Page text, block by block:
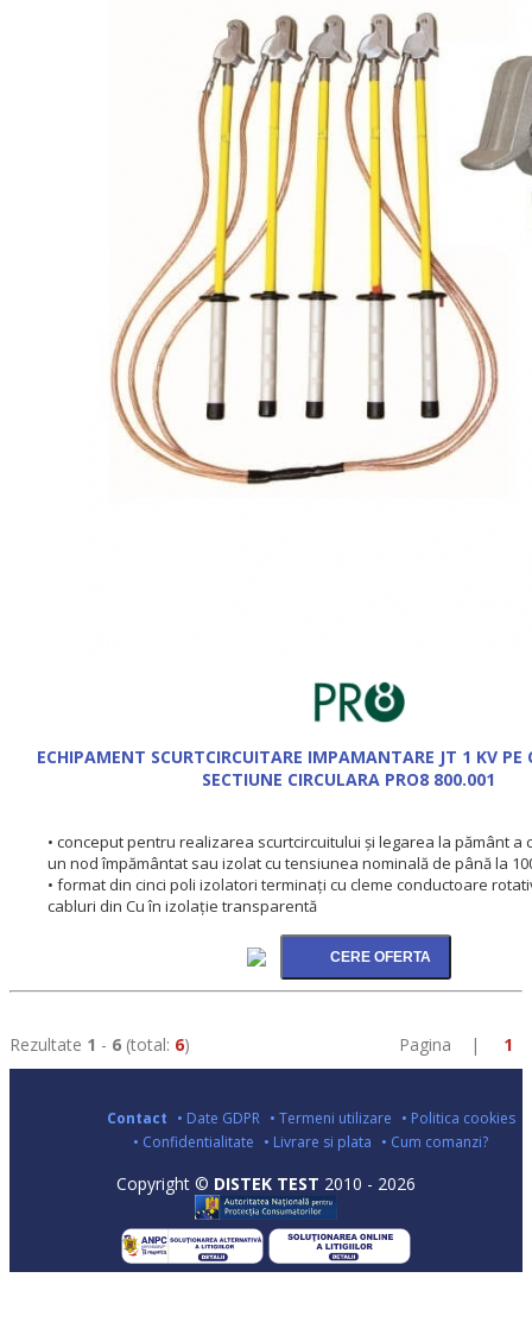
ECHIPAMENT SCURTCIRCUITARE IMPAMANTARE JT 1 KV PE
SECTIUNE CIRCULARA PRO8 800.001
• conceput pentru realizarea scurtcircuitului și legarea la pământ a
un nod împământat sau izolat cu tensiunea nominală de până la
• format din cinci poli izolatori terminați cu cleme conductoare
cabluri din Cu în izolație transparentă
Rezultate 1 - 6 (total: 6) Pagina | 1
Contact • Date GDPR • Termeni utilizare • Politica cookies
• Confidentialitate • Livrare si plata • Cum comanzi?
Copyright © DISTEK TEST 2010 - 2026